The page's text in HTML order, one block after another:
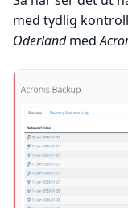
med tydlig
Oderlandmed